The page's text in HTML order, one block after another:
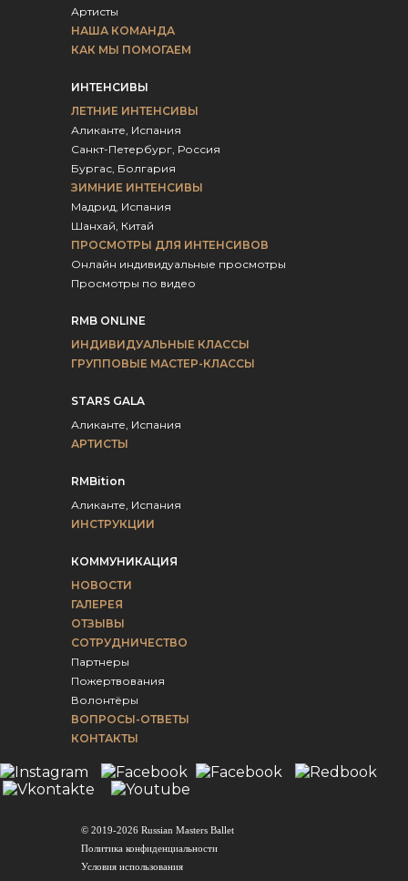
Артисты
НАША КОМАНДА
КАК МЫ ПОМОГАЕМ
ИНТЕНСИВЫ
ЛЕТНИЕ ИНТЕНСИВЫ
Аликанте, Испания
Санкт-Петербург, Россия
Бургас, Болгария
ЗИМНИЕ ИНТЕНСИВЫ
Мадрид, Испания
Шанхай, Китай
ПРОСМОТРЫ ДЛЯ ИНТЕНСИВОВ
Онлайн индивидуальные просмотры
Просмотры по видео
RMB ONLINE
ИНДИВИДУАЛЬНЫЕ КЛАССЫ
ГРУППОВЫЕ МАСТЕР-КЛАССЫ
STARS GALA
Аликанте, Испания
АРТИСТЫ
RMBition
Аликанте, Испания
ИНСТРУКЦИИ
КОММУНИКАЦИЯ
НОВОСТИ
ГАЛЕРЕЯ
ОТЗЫВЫ
СОТРУДНИЧЕСТВО
Партнеры
Пожертвования
Волонтёры
ВОПРОСЫ-ОТВЕТЫ
КОНТАКТЫ
© 2019-2026 Russian Masters Ballet
Политика конфиденциальности
Условия использования